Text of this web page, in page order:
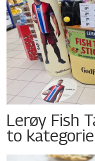
Lerøy Fish
to